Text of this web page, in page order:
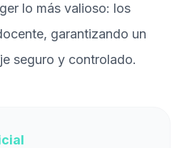
lo más valioso: los
garantizando un
seguro y controlado.